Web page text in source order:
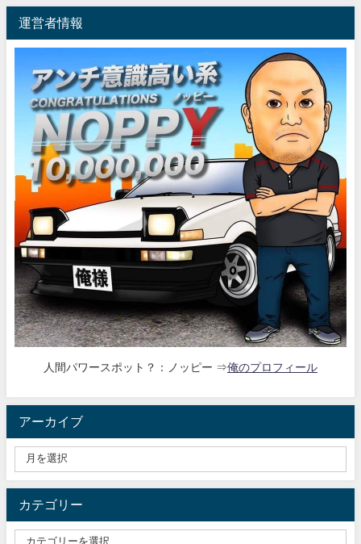
運営者情報
人間パワースポット？：ノッピー ⇒俺のプロフィール
アーカイブ
カテゴリー